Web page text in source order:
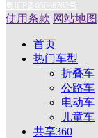
粤ICP备05066762号
使用条款 网站地图
首页
热门车型
折叠车
公路车
电动车
儿童车
共享360